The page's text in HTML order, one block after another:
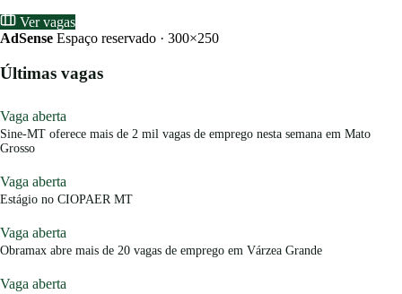
Ver vagas
AdSense Espaço reservado · 300×250
Últimas vagas
Vaga aberta
Sine-MT oferece mais de 2 mil vagas de emprego nesta semana em Mato
Grosso
Vaga aberta
Estágio no CIOPAER MT
Vaga aberta
Obramax abre mais de 20 vagas de emprego em Várzea Grande
Vaga aberta